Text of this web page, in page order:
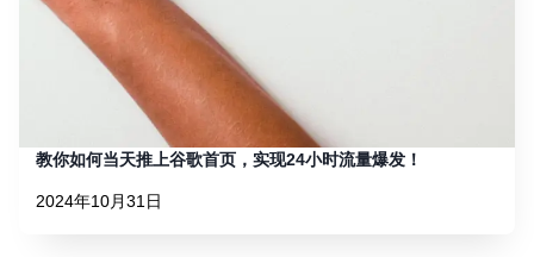
教你如何当天推上谷歌首页，实现24小时流量爆发！
2024年10月31日